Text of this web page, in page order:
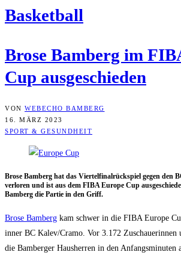
Bas­ket­ball
Bro­se Bam­berg im
Cup ausgeschieden
VON WEBECHO BAMBERG
16. MÄRZ 2023
SPORT & GESUNDHEIT
Bro­se Bam­berg hat das Vier­tel­fi­nal­rück­spiel gegen den
ver­lo­ren und ist aus dem FIBA Euro­pe Cup
Bam­berg die Par­tie in den Griff.
Bro­se Bam­berg kam schwer in die FIBA Euro­pe
in­ner BC Kalev/​Cramo. Vor 3.172 Zuschaue­rin­nen
die Bam­ber­ger Haus­her­ren in den Anfangs­mi­nu­ten